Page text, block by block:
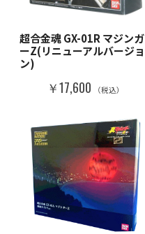
超合金魂 GX-01R マジンガ
ーZ(リニューアルバージョ
ン)
￥17,600 （税込）